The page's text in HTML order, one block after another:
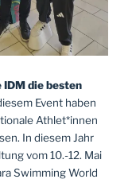
die besten
Event haben
Athlet*innen
In diesem Jahr
vom 10.-12. Mai
Swimming World